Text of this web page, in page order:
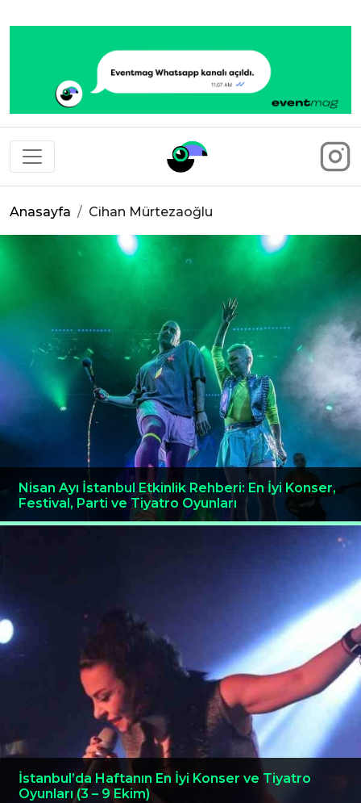
Eventmag
Anasayfa Cihan Mürtezaoğlu
Nisan Ayı İstanbul Etkinlik Rehberi: En İyi Konser,
Festival, Parti ve Tiyatro Oyunları
İstanbul’da Haftanın En İyi Konser ve Tiyatro
Oyunları (3 – 9 Ekim)